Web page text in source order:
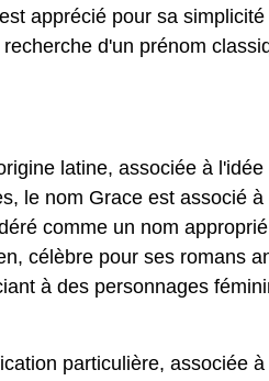
apprécié pour sa
d'un prénom
latine, associée à l'idée
le nom Grace est associé
comme un nom
célèbre pour ses romans
à des personnages
particulière, associée